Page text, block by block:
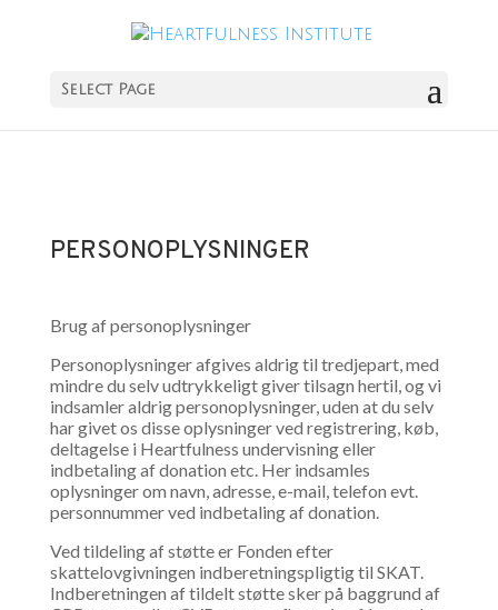
Select Page
PERSONOPLYSNINGER
Brug af personoplysninger
Personoplysninger afgives aldrig til tredjepart, med
mindre du selv udtrykkeligt giver tilsagn hertil, og vi
indsamler aldrig personoplysninger, uden at du selv
har givet os disse oplysninger ved registrering, køb,
deltagelse i Heartfulness undervisning eller
indbetaling af donation etc. Her indsamles
oplysninger om navn, adresse, e-mail, telefon evt.
personnummer ved indbetaling af donation.
Ved tildeling af støtte er Fonden efter
skattelovgivningen indberetningspligtig til SKAT.
Indberetningen af tildelt støtte sker på baggrund af